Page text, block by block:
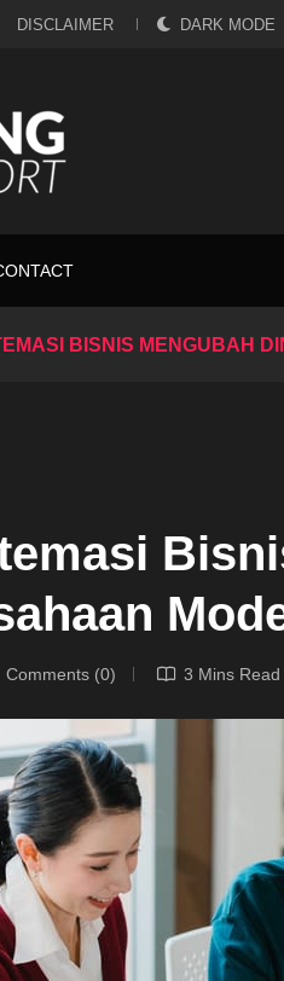
DISCLAIMER DARK MODE
BISNIS MENGUBAH
Comments (0) 3 Mins Read